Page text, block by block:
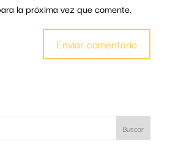
la próxima vez que comente.